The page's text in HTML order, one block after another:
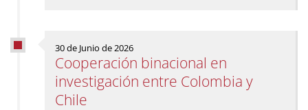
30 de Junio de 2026
Cooperación binacional en
investigación entre Colombia y
Chile